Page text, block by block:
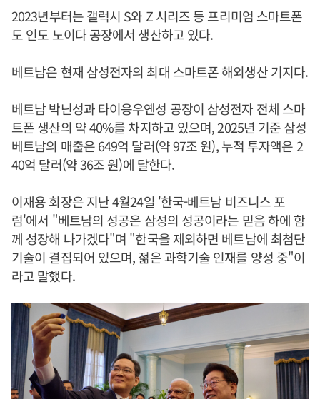
2023년부터는 갤럭시 S와 Z 시리즈 등 프리미엄 스마트폰
도 인도 노이다 공장에서 생산하고 있다.
베트남은 현재 삼성전자의 최대 스마트폰 해외생산 기지다.
베트남 박닌성과 타이응우옌성 공장이 삼성전자 전체 스마
트폰 생산의 약 40%를 차지하고 있으며, 2025년 기준 삼성
베트남의 매출은 649억 달러(약 97조 원), 누적 투자액은 2
40억 달러(약 36조 원)에 달한다.
이재용회장은 지난 4월24일 '한국-베트남 비즈니스 포
럼'에서 "베트남의 성공은 삼성의 성공이라는 믿음 하에 함
께 성장해 나가겠다"며 "한국을 제외하면 베트남에 최첨단
기술이 결집되어 있으며, 젊은 과학기술 인재를 양성 중"이
라고 말했다.